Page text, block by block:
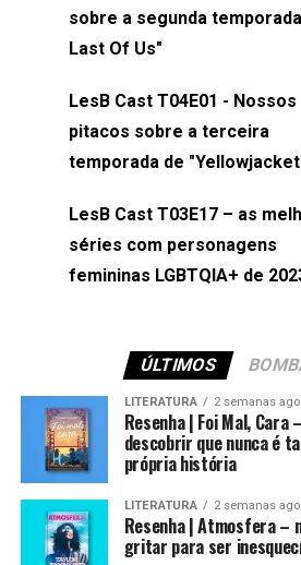
sociais:Twitter: ⁠⁠⁠⁠@lesbout_br⁠⁠⁠⁠
(⁠⁠⁠⁠⁠⁠@KarolenPassos⁠⁠⁠⁠⁠⁠)Participação
(⁠⁠⁠⁠@brunarfentanes⁠⁠⁠⁠) e Pollyelly
Naiady Machado
sobre a segunda
Last Of Us"
LesB Cast T04E01 - Nossos
pitacos sobre a terceira
temporada de
LesB Cast T03E17 – as
séries com personagens
femininas LGBTQIA+ de
ÚLTIMOS
LITERATURA 2 semanas ago
Resenha | Foi Mal, Cara
descobrir que nunca é
própria história
LITERATURA 2 semanas ago
Resenha | Atmosfera –
gritar para ser